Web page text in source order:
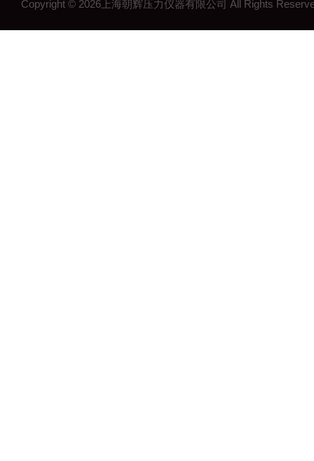
Copyright © 2026上海朝辉压力仪器有限公司 All Rights